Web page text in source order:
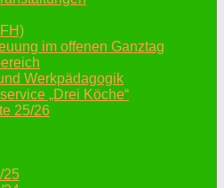
im offenen Ganztag
Werkpädagogik
„Drei Köche“
25/26
25